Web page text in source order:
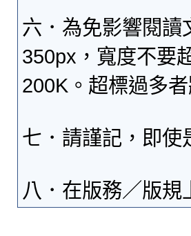
六．為免影響閱讀
350px，寬度不要
200K。超標過多
七．請謹記，即使
八．在版務／版